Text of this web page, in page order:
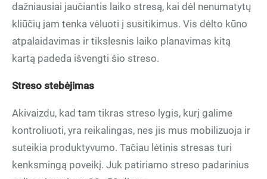
dažniausiai jaučiantis laiko stresą, kai dėl nenumatytų
kliūčių jam tenka vėluoti į susitikimus. Vis dėlto kūno
atpalaidavimas ir tikslesnis laiko planavimas kitą
kartą padeda išvengti šio streso.
Streso stebėjimas
Akivaizdu, kad tam tikras streso lygis, kurį galime
kontroliuoti, yra reikalingas, nes jis mus mobilizuoja ir
suteikia produktyvumo. Tačiau lėtinis stresas turi
kenksmingą poveikį. Juk patiriamo streso padarinius